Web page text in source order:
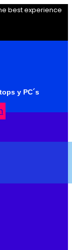
best experience
y PC´s